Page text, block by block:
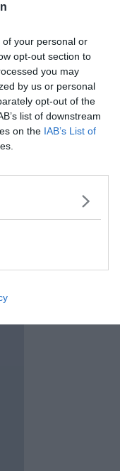
your personal or
opt-out section to
you may
by us or personal
opt-out of the
list of downstream
on the IAB’s List of